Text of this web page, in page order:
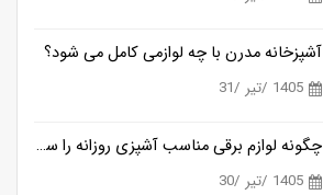
آشپزخانه مدرن با چه لوازمی کامل می شود؟
1405 /تیر /31
چگونه لوازم برقی مناسب آشپزی روزانه را ساده تر می کنند؟
1405 /تیر /30